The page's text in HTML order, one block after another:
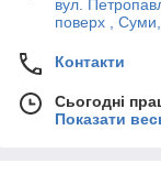
вул.
поверх , Суми,
Контакти
Сьогодні
Показати